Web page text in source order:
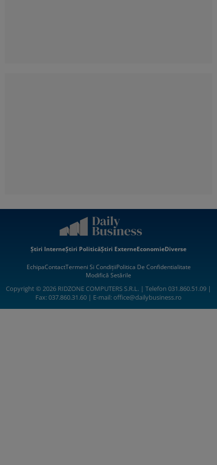
Știri InterneȘtiri PoliticăȘtiri ExterneEconomieDiverse
EchipaContactTermeni Si CondițiiPolitica De Confidentialitate
Modifică Setările
Copyright © 2026 RIDZONE COMPUTERS S.R.L. | Telefon 031.860.51.09 |
Fax: 037.860.31.60 | E-mail:office@dailybusiness.ro